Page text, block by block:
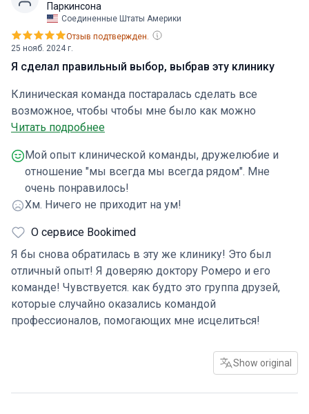
Паркинсона
Соединенные Штаты Америки
25 нояб. 2024 г.
Отзыв подтвержден.
Я сделал правильный выбор, выбрав эту клинику
Клиническая команда постаралась сделать все
возможное, чтобы чтобы мне было как можно
комфортнее, ответить на все вопросы, решить
клинику.
Читать подробнее
Мой опыт клинической команды, дружелюбие и
отношение "мы всегда мы всегда рядом". Мне
очень понравилось!
Хм. Ничего не приходит на ум!
О сервисе Bookimed
Я бы снова обратилась в эту же клинику! Это был
отличный опыт! Я доверяю доктору Ромеро и его
команде! Чувствуется. как будто это группа друзей,
которые случайно оказались командой
профессионалов, помогающих мне исцелиться!
Show original